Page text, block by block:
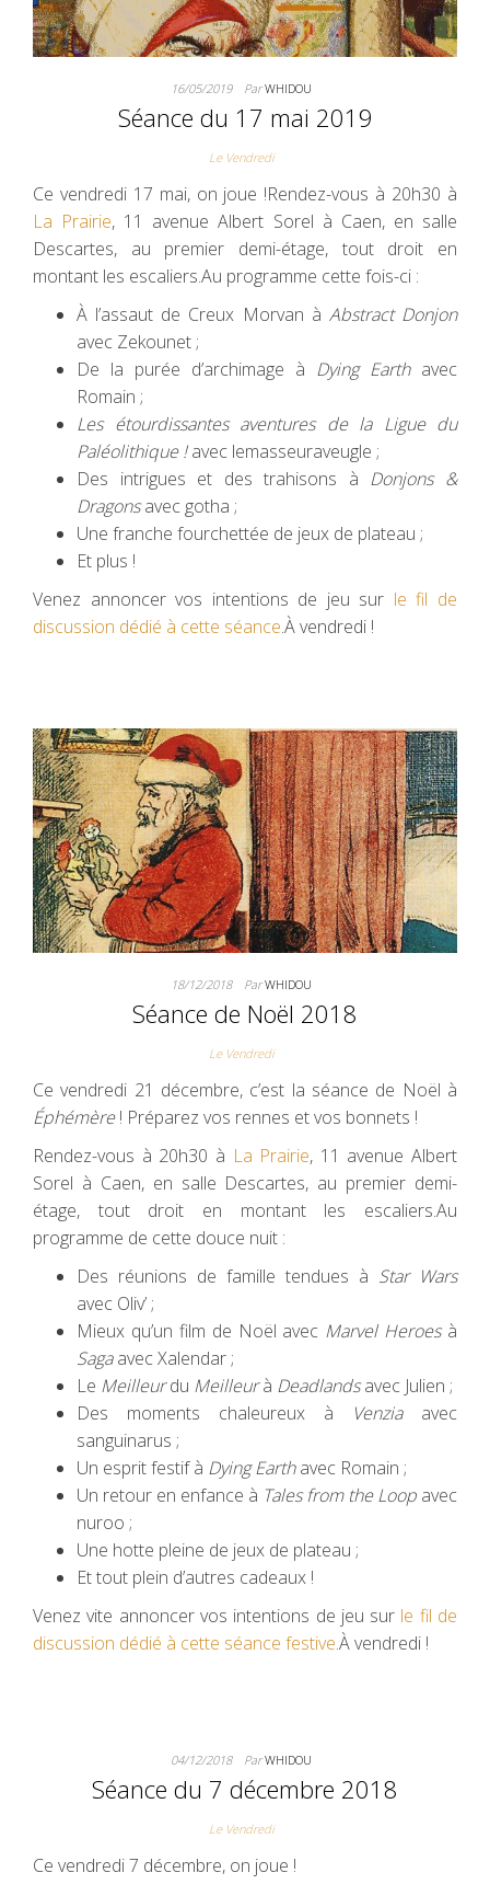
16/05/2019 ParWHIDOU
Séance du 17 mai 2019
Le Vendredi
Ce vendredi 17 mai, on joue !Rendez-vous à 20h30 à
La Prairie, 11 avenue Albert Sorel à Caen, en salle
Descartes, au premier demi-étage, tout droit en
montant les escaliers.Au programme cette fois-ci :
À l’assaut de Creux Morvan à Abstract Donjon
avec Zekounet ;
De la purée d’archimage à Dying Earthavec
Romain ;
Les étourdissantes aventures de la Ligue du
Paléolithique !avec lemasseuraveugle ;
Des intrigues et des trahisons à Donjons &
Dragonsavec gotha ;
Une franche fourchettée de jeux de plateau ;
Et plus !
Venez annoncer vos intentions de jeu sur le fil de
discussion dédié à cette séance.À vendredi !
18/12/2018 ParWHIDOU
Séance de Noël 2018
Le Vendredi
Ce vendredi 21 décembre, c’est la séance de Noël à
Éphémère! Préparez vos rennes et vos bonnets !
Rendez-vous à 20h30 à La Prairie, 11 avenue Albert
Sorel à Caen, en salle Descartes, au premier demi-
étage, tout droit en montant les escaliers.Au
programme de cette douce nuit :
Des réunions de famille tendues à Star Wars
avec Oliv’ ;
Mieux qu’un film de Noël avec Marvel Heroesà
Sagaavec Xalendar ;
Le Meilleurdu Meilleurà Deadlandsavec Julien ;
Des moments chaleureux à
Venziaavec
sanguinarus ;
Un esprit festif à Dying Earthavec Romain ;
Un retour en enfance à Tales from the Loop avec
nuroo ;
Une hotte pleine de jeux de plateau ;
Et tout plein d’autres cadeaux !
Venez vite annoncer vos intentions de jeu sur le fil de
discussion dédié à cette séance festive.À vendredi !
04/12/2018 ParWHIDOU
Séance du 7 décembre 2018
Le Vendredi
Ce vendredi 7 décembre, on joue !